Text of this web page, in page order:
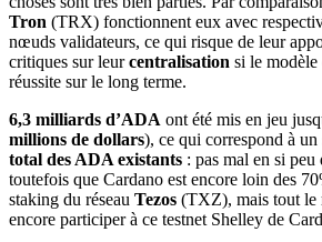
Tron (TRX) fonctionnent eux avec
nœuds validateurs, ce qui risque de leur
critiques sur leurcentralisation si le modèle
réussite sur le long terme.
6,3 milliards d’ADA ont été mis en jeu
millions de dollars), ce qui correspond à un
total des ADA existants : pas mal en si
toutefois que Cardano est encore loin des
staking du réseau Tezos (TXZ), mais tout le
encore participer à ce testnet Shelley de